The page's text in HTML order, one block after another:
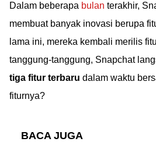
Dalam beberapa bulan terakhir,
membuat banyak inovasi berupa
lama ini, mereka kembali merilis
tanggung-tanggung, Snapchat
tiga fitur terbaru dalam waktu
fiturnya?
BACA JUGA